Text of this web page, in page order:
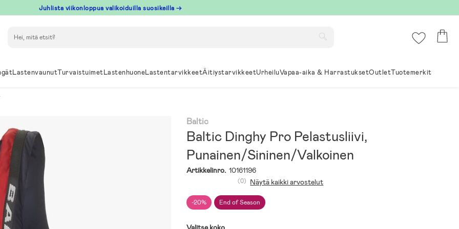
Juhlista viikonloppua valikoiduilla suosikeilla →
LastenvaunutTurvaistuimetLastenhuoneLastentarvikkeetÄitiystarvikkeetUrheiluVapaa-aika & HarrastuksetOutletTuotemerkit
Baltic
Baltic Dinghy Pro Pelastusliivi,
Punainen/Sininen/Valkoinen
Artikkelinro. 10161196
-20% End of Season
(0) Näytä kaikki arvostelut